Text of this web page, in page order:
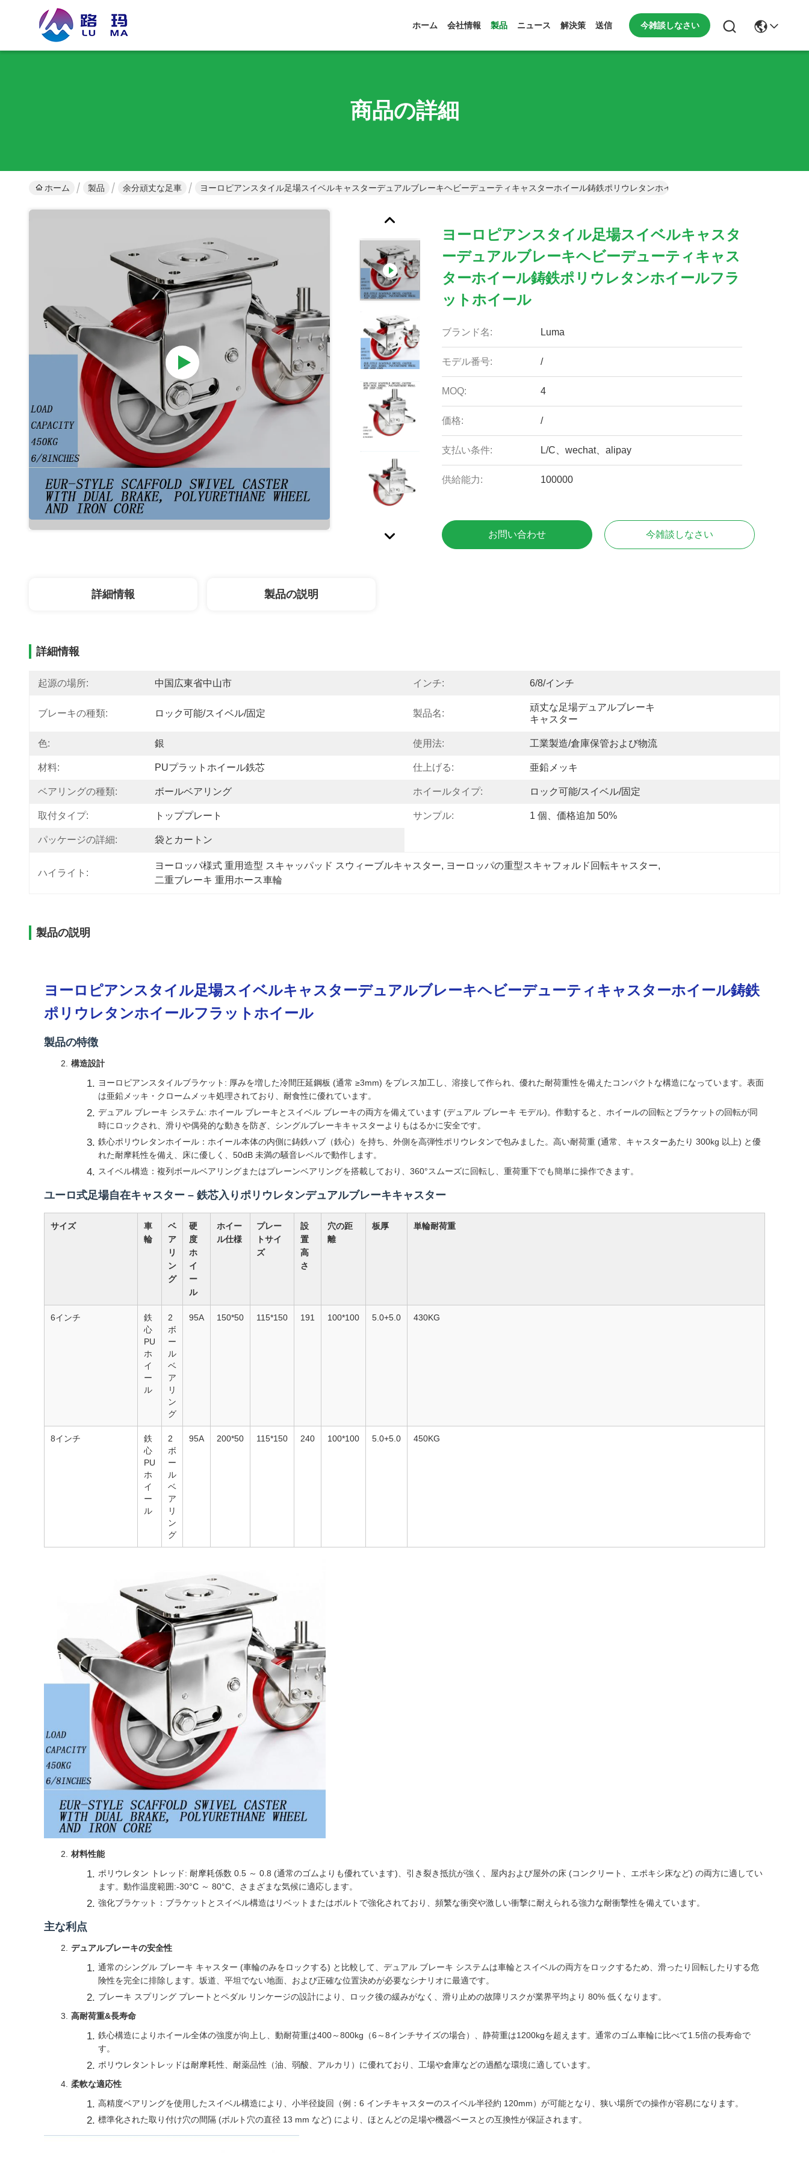
ホーム 会社情報 製品 ニュース 解決策 送信 今雑談しなさい
商品の詳細
ホーム 製品 余分頑丈な足車 ヨーロピアンスタイル足場スイベルキャスターデュアルブレーキヘビーデューティキャスターホイール鋳鉄ポリウレタンホイールフラットホイール
ヨーロピアンスタイル足場スイベルキャスタ
ーデュアルブレーキヘビーデューティキャス
ターホイール鋳鉄ポリウレタンホイールフラ
ットホイール
ブランド名: Luma
モデル番号: /
MOQ: 4
価格: /
支払い条件: L/C、wechat、alipay
供給能力: 100000
お問い合わせ 今雑談しなさい
詳細情報 製品の説明
詳細情報
起源の場所: 中国広東省中山市 インチ: 6/8/インチ
ブレーキの種類: ロック可能/スイベル/固定 製品名:
頑丈な足場デュアルブレーキ
キャスター
色: 銀 使用法: 工業製造/倉庫保管および物流
材料: PUプラットホイール鉄芯 仕上げる: 亜鉛メッキ
ベアリングの種類: ボールベアリング ホイールタイプ: ロック可能/スイベル/固定
取付タイプ: トッププレート サンプル: 1 個、価格追加 50%
パッケージの詳細: 袋とカートン
ハイライト:
ヨーロッパ様式 重用造型 スキャッパッド スウィーブルキャスター, ヨーロッパの重型スキャフォルド回転キャスター,
二重ブレーキ 重用ホース車輪
製品の説明
ヨーロピアンスタイル足場スイベルキャスターデュアルブレーキヘビーデューティキャスターホイール鋳鉄
ポリウレタンホイールフラットホイール
製品の特徴
構造設計
ヨーロピアンスタイルブラケット: 厚みを増した冷間圧延鋼板 (通常 ≥3mm) をプレス加工し、溶接して作られ、優れた耐荷重性を備えたコンパクトな構造になっています。表面
は亜鉛メッキ・クロームメッキ処理されており、耐食性に優れています。
デュアル ブレーキ システム: ホイール ブレーキとスイベル ブレーキの両方を備えています (デュアル ブレーキ モデル)。作動すると、ホイールの回転とブラケットの回転が同
時にロックされ、滑りや偶発的な動きを防ぎ、シングルブレーキキャスターよりもはるかに安全です。
鉄心ポリウレタンホイール：ホイール本体の内側に鋳鉄ハブ（鉄心）を持ち、外側を高弾性ポリウレタンで包みました。高い耐荷重 (通常、キャスターあたり 300kg 以上) と優
れた耐摩耗性を備え、床に優しく、50dB 未満の騒音レベルで動作します。
スイベル構造：複列ボールベアリングまたはプレーンベアリングを搭載しており、360°スムーズに回転し、重荷重下でも簡単に操作できます。
ユーロ式足場自在キャスター – 鉄芯入りポリウレタンデュアルブレーキキャスター
サイズ
車
輪
ベ
ア
リ
ン
グ
硬
度
ホ
イ
ー
ル
ホイー
ル仕様
プレー
トサイ
ズ
設
置
高
さ
穴の距
離
板厚 単輪耐荷重
6インチ
鉄
心
PU
ホ
イ
ー
ル
2
ボ
ー
ル
ベ
ア
リ
ン
グ
95A 150*50 115*150 191 100*100 5.0+5.0 430KG
8インチ
鉄
心
PU
ホ
イ
ー
ル
2
ボ
ー
ル
ベ
ア
リ
ン
グ
95A 200*50 115*150 240 100*100 5.0+5.0 450KG
材料性能
ポリウレタン トレッド: 耐摩耗係数 0.5 ～ 0.8 (通常のゴムよりも優れています)、引き裂き抵抗が強く、屋内および屋外の床 (コンクリート、エポキシ床など) の両方に適してい
ます。動作温度範囲:-30°C ～ 80°C、さまざまな気候に適応します。
強化ブラケット：ブラケットとスイベル構造はリベットまたはボルトで強化されており、頻繁な衝突や激しい衝撃に耐えられる強力な耐衝撃性を備えています。
主な利点
デュアルブレーキの安全性
通常のシングル ブレーキ キャスター (車輪のみをロックする) と比較して、デュアル ブレーキ システムは車輪とスイベルの両方をロックするため、滑ったり回転したりする危
険性を完全に排除します。坂道、平坦でない地面、および正確な位置決めが必要なシナリオに最適です。
ブレーキ スプリング プレートとペダル リンケージの設計により、ロック後の緩みがなく、滑り止めの故障リスクが業界平均より 80% 低くなります。
高耐荷重&長寿命
鉄心構造によりホイール全体の強度が向上し、動耐荷重は400～800kg（6～8インチサイズの場合）、静荷重は1200kgを超えます。通常のゴム車輪に比べて1.5倍の長寿命で
す。
ポリウレタントレッドは耐摩耗性、耐薬品性（油、弱酸、アルカリ）に優れており、工場や倉庫などの過酷な環境に適しています。
柔軟な適応性
高精度ベアリングを使用したスイベル構造により、小半径旋回（例：6 インチキャスターのスイベル半径約 120mm）が可能となり、狭い場所での操作が容易になります。
標準化された取り付け穴の間隔 (ボルト穴の直径 13 mm など) により、ほとんどの足場や機器ベースとの互換性が保証されます。